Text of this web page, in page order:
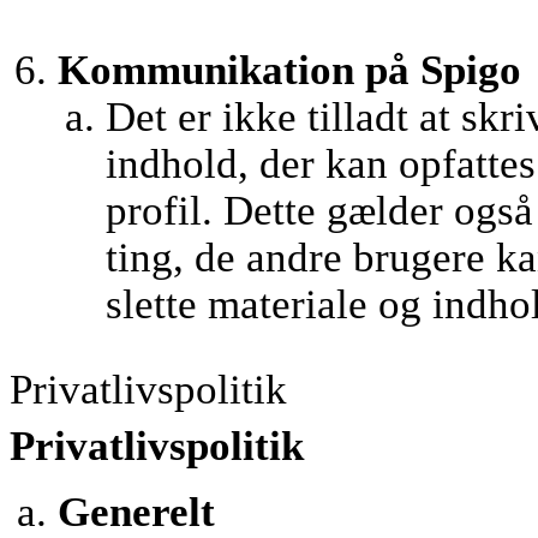
Kommunikation på Spigo
Det er ikke tilladt at
indhold, der kan
profil. Dette gælder
ting, de andre brugere
slette materiale og
Privatlivspolitik
Privatlivspolitik
Generelt